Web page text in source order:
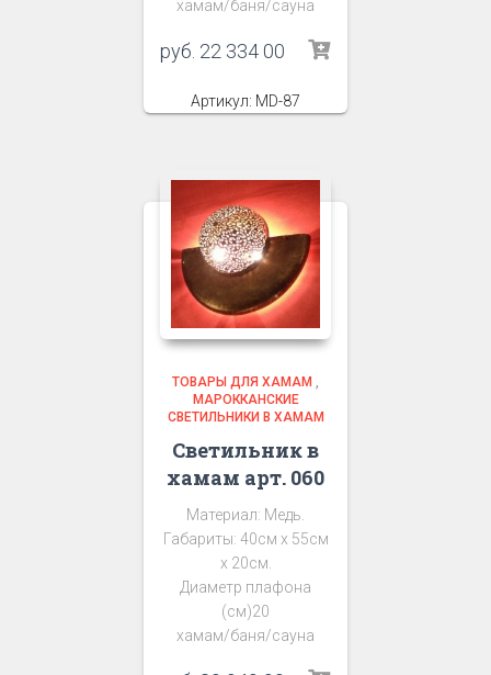
хамам/баня/сауна
руб. 22 334 00
Артикул: MD-87
ТОВАРЫ ДЛЯ ХАМАМ ,
МАРОККАНСКИЕ
СВЕТИЛЬНИКИ В ХАМАМ
Светильник в
хамам арт. 060
Материал: Медь.
Габариты: 40см х 55см
х 20см.
Диаметр плафона
(см)20
хамам/баня/сауна